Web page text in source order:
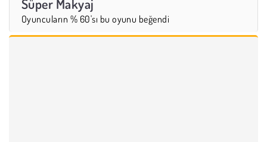
Oyuncuların % 60'sı bu oyunu beğendi